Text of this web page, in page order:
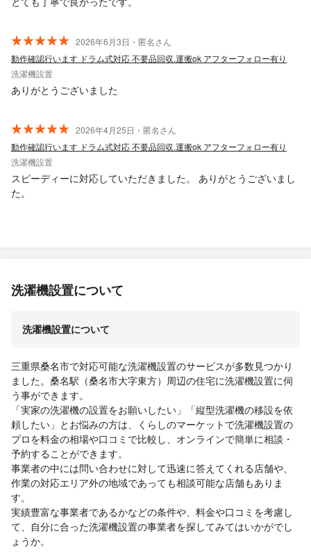
2026年6月3日・匿名さん
動作確認行います ドラム式対応 不要品回収.運搬ok アフターフォロー有り
洗濯機設置
ありがとうございました
2026年4月25日・匿名さん
動作確認行います ドラム式対応 不要品回収.運搬ok アフターフォロー有り
洗濯機設置
スピーディーに対応していただきました。 ありがとうございまし
た。
洗濯機設置について
洗濯機設置について
三重県桑名市で対応可能な洗濯機設置のサービスが多数見つかり
ました。桑名駅（桑名市大字東方）周辺の住宅に洗濯機設置に伺
う事ができます。
「実家の洗濯機の設置をお願いしたい」「縦型洗濯機の移設を依
頼したい」とお悩みの方は、くらしのマーケットで洗濯機設置の
プロを料金の相場や口コミで比較し、オンラインで簡単に相談・
予約することができます。
事業者の中には問い合わせに対して迅速に答えてくれる店舗や、
作業の対応エリア外の地域であっても相談可能な店舗もありま
す。
実績豊富な事業者であるかなどの条件や、料金や口コミを考慮し
て、自分に合った洗濯機設置の事業者を探してみてはいかがでし
ょうか。